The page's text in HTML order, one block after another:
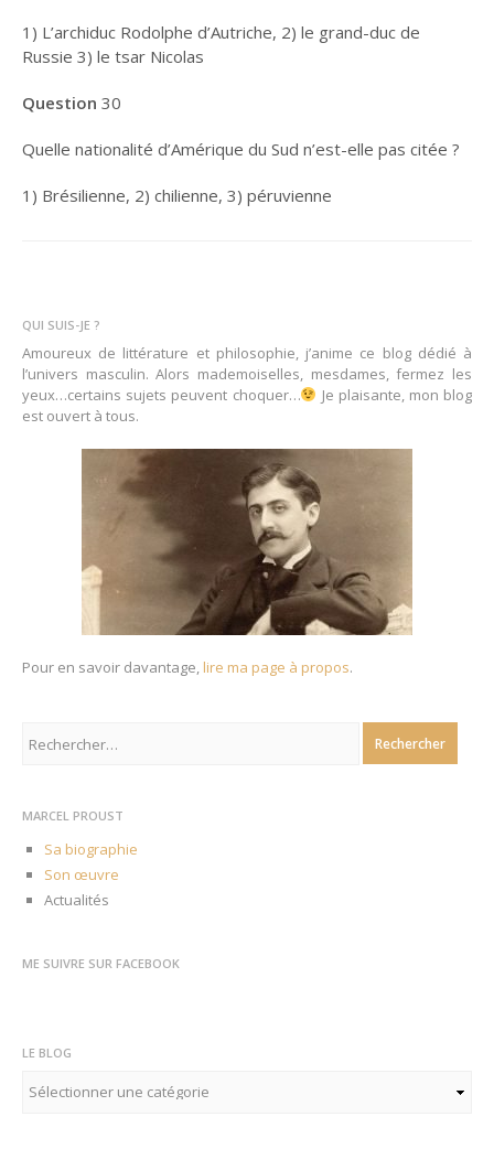
1) L’archiduc Rodolphe d’Autriche, 2) le grand-duc de
Russie 3) le tsar Nicolas
Question 30
Quelle nationalité d’Amérique du Sud n’est-elle pas citée ?
1) Brésilienne, 2) chilienne, 3) péruvienne
QUI SUIS-JE ?
Amoureux de littérature et philosophie, j’anime ce blog dédié à
l’univers masculin. Alors mademoiselles, mesdames, fermez les
yeux…certains sujets peuvent choquer…
Je plaisante, mon blog
est ouvert à tous.
Pour en savoir davantage, lire ma page à propos.
MARCEL PROUST
Sa biographie
Son œuvre
Actualités
ME SUIVRE SUR FACEBOOK
LE BLOG
blog